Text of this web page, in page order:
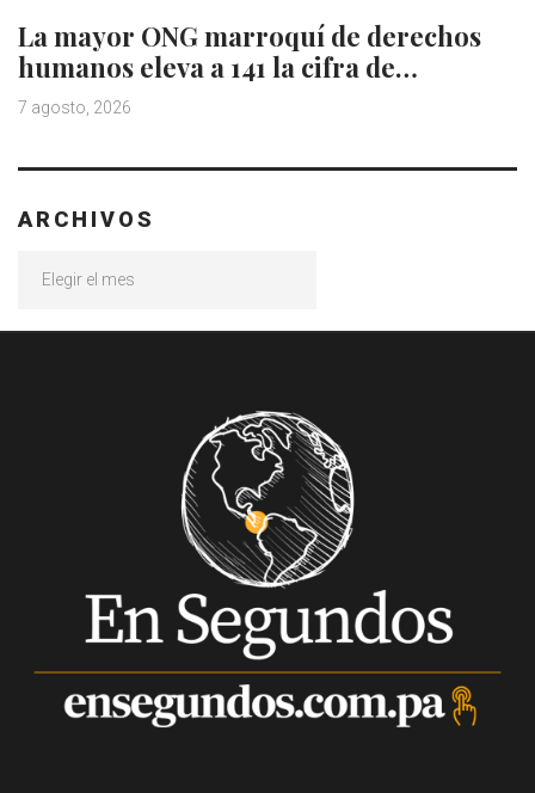
La mayor ONG marroquí de derechos
humanos eleva a 141 la cifra de…
7 agosto, 2026
ARCHIVOS